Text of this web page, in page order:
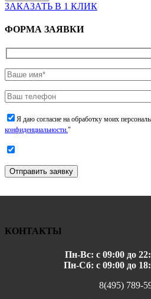
ЗАКАЗАТЬ В 1 КЛИК
ФОРМА ЗАЯВКИ
Я даю согласие на обработку моих
конфиденциальности."
Отправить заявку
КОНТАКТЫ
Пн-Вс: с 09:00 до
Пн-Сб: с 09:00 до
8(495) 789-